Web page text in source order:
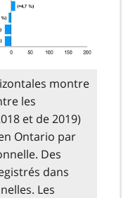
montre
les
et de 2019)
Ontario par
Des
dans
Les